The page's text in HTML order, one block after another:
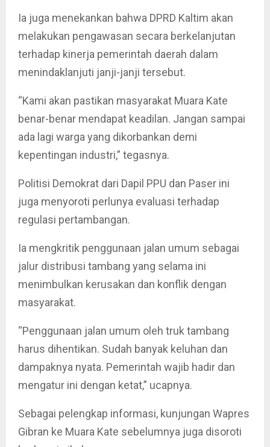
Ia juga menekankan bahwa DPRD Kaltim akan
melakukan pengawasan secara berkelanjutan
terhadap kinerja pemerintah daerah dalam
menindaklanjuti janji-janji tersebut.
“Kami akan pastikan masyarakat Muara Kate
benar-benar mendapat keadilan. Jangan sampai
ada lagi warga yang dikorbankan demi
kepentingan industri,” tegasnya.
Politisi Demokrat dari Dapil PPU dan Paser ini
juga menyoroti perlunya evaluasi terhadap
regulasi pertambangan.
Ia mengkritik penggunaan jalan umum sebagai
jalur distribusi tambang yang selama ini
menimbulkan kerusakan dan konflik dengan
masyarakat.
“Penggunaan jalan umum oleh truk tambang
harus dihentikan. Sudah banyak keluhan dan
dampaknya nyata. Pemerintah wajib hadir dan
mengatur ini dengan ketat,” ucapnya.
Sebagai pelengkap informasi, kunjungan Wapres
Gibran ke Muara Kate sebelumnya juga disoroti